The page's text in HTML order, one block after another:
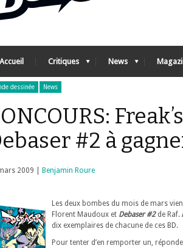
Accueil Critiques News
dessinée News
#2 à
2009 | Benjamin Roure
Les deux bombes du mois de mars
Florent Maudoux et Debaser #2 de Raf.
dix exemplaires de chacune de ces BD.
Pour tenter d’en remporter un,